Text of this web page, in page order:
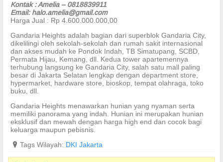
Kontak : Amelia – 0818839911
Email: halo.amelia@gmail.com
Harga Jual : Rp 4.600.000.000,00
Gandaria Heights adalah bagian dari superblok Gandaria City,
dikelilingi oleh sekolah-sekolah dan rumah sakit internasional
dan akses mudah ke Pondok Indah, TB Simatupang, SCBD,
Permata Hijau, Kemang, dll. Kedua tower apartemennya
terhubung langsung ke Gandaria City, salah satu mall paling
besar di Jakarta Selatan lengkap dengan department store,
hypermarket, hardware store, bioskop, tempat olahraga, toko
buku, dll.
Gandaria Heights menawarkan hunian yang nyaman serta
memiliki panorama yang indah. Hunian ini merupakan hunian
eksklusif dan mewah dengan harga high end dan cocok bagi
keluarga maupun pebisnis.
? Tags Wilayah: DKI Jakarta